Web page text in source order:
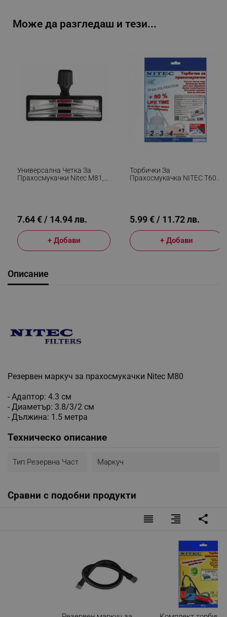
Може да разгледаш и тези...
Универсална Четка За
Прахосмукачки Nitec M81,
7.64 € / 14.94 лв.
+ Добави
Торбички За
Прахосмукачка NITEC T601,
5.99 € / 11.72 лв.
+ Добави
Описание
Резервен маркуч за прахосмукачки Nitec M80
- Адаптор: 4.3 см
- Диаметър: 3.8/3/2 см
- Дължина: 1.5 метра
Техническо описание
Тип Резервна Част Маркуч
Сравни с подобни продукти
reorder format_align_right share